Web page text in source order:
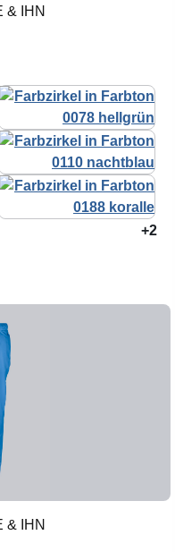
& IHN
+2
& IHN